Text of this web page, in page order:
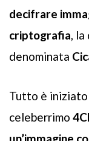
decifrare
criptografia ,
denominata
Tutto è iniziato
celeberrimo
un’immagine